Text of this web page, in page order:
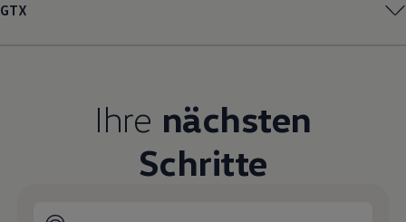
GTX
Ihre nächsten
Schritte